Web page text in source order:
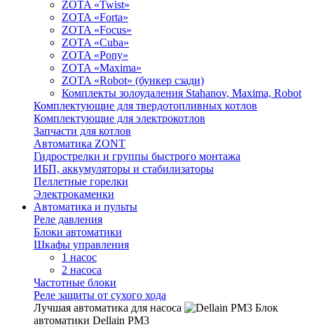
ZOTA «Twist»
ZOTA «Forta»
ZOTA «Focus»
ZOTA «Cuba»
ZOTA «Pony»
ZOTA «Maxima»
ZOTA «Robot» (бункер сзади)
Комплекты золоудаления Stahanov, Maxima, Robot
Комплектующие для твердотопливных котлов
Комплектующие для электрокотлов
Запчасти для котлов
Автоматика ZONT
Гидрострелки и группы быстрого монтажа
ИБП, аккумуляторы и стабилизаторы
Пеллетные горелки
Электрокаменки
Автоматика и пульты
Реле давления
Блоки автоматики
Шкафы управления
1 насос
2 насоса
Частотные блоки
Реле защиты от сухого хода
Лучшая автоматика для насоса
Блок
автоматики Dellain PM3